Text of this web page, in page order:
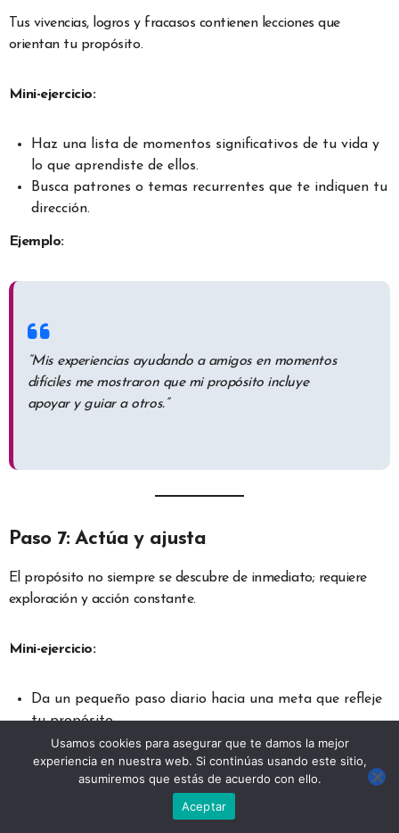
Tus vivencias, logros y fracasos contienen lecciones que
orientan tu propósito.
Mini-ejercicio:
Haz una lista de momentos significativos de tu vida y
lo que aprendiste de ellos.
Busca patrones o temas recurrentes que te indiquen tu
dirección.
Ejemplo:
“Mis experiencias ayudando a amigos en momentos
difíciles me mostraron que mi propósito incluye
apoyar y guiar a otros.”
Paso 7: Actúa y ajusta
El propósito no siempre se descubre de inmediato; requiere
exploración y acción constante.
Mini-ejercicio:
Da un pequeño paso diario hacia una meta que refleje
tu propósito.
Evalúa y ajusta según lo que aprendas en el camino.
Usamos cookies para asegurar que te damos la mejor
experiencia en nuestra web. Si continúas usando este sitio,
asumiremos que estás de acuerdo con ello.
Aceptar